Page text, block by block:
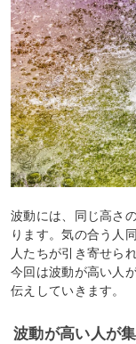
波動には、同じ高さ
ります。気の合う人
人たちが引き寄せら
今回は波動が高い人
伝えしていきます。
波動が高い人が